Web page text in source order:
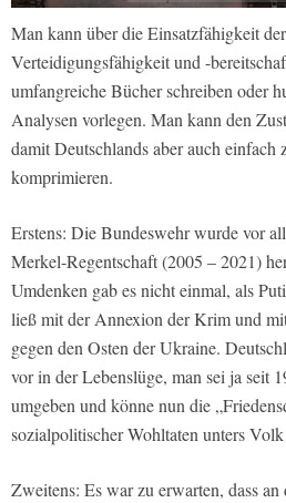
Man kann über die Einsatzfähigkeit
Verteidigungsfähigkeit und -
umfangreiche Bücher schreiben oder
Analysen vorlegen. Man kann den
damit Deutschlands aber auch einfach
komprimieren.
Erstens: Die Bundeswehr wurde vor
Merkel-Regentschaft (2005 – 2021)
Umdenken gab es nicht einmal, als
ließ mit der Annexion der Krim und
gegen den Osten der Ukraine.
vor in der Lebenslüge, man sei ja seit
umgeben und könne nun die
sozialpolitischer Wohltaten unters
Zweitens: Es war zu erwarten, dass